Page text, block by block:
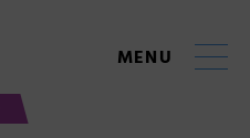
MENU